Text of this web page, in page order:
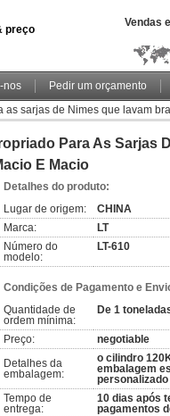
preço
Vendas
nos Pedir um orçamento
sarjas de Nimes que lavam
Para As Sarjas
E Macio
Detalhes do produto:
Lugar de origem:
CHINA
Marca:
LT
Número do
modelo:
LT-610
Condições de Pagamento e
Quantidade de
ordem mínima:
De 1
Preço:
negotiable
Detalhes da
embalagem:
o cilindro
embalagem
personalizado
Tempo de
entrega:
10 dias após
pagamentos